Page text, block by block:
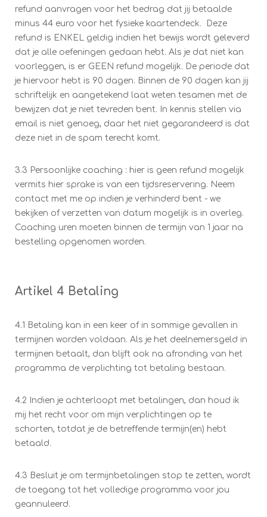
refund aanvragen voor het bedrag dat jij betaalde
minus 44 euro voor het fysieke kaartendeck. Deze
refund is ENKEL geldig indien het bewijs wordt geleverd
dat je alle oefeningen gedaan hebt. Als je dat niet kan
voorleggen, is er GEEN refund mogelijk. De periode dat
je hiervoor hebt is 90 dagen. Binnen de 90 dagen kan jij
schriftelijk en aangetekend laat weten tesamen met de
bewijzen dat je niet tevreden bent. In kennis stellen via
email is niet genoeg, daar het niet gegarandeerd is dat
deze niet in de spam terecht komt.
3.3 Persoonlijke coaching : hier is geen refund mogelijk
vermits hier sprake is van een tijdsreservering. Neem
contact met me op indien je verhinderd bent - we
bekijken of verzetten van datum mogelijk is in overleg.
Coaching uren moeten binnen de termijn van 1 jaar na
bestelling opgenomen worden.
Artikel 4 Betaling
4.1 Betaling kan in een keer of in sommige gevallen in
termijnen worden voldaan. Als je het deelnemersgeld in
termijnen betaalt, dan blijft ook na afronding van het
programma de verplichting tot betaling bestaan.
4.2 Indien je achterloopt met betalingen, dan houd ik
mij het recht voor om mijn verplichtingen op te
schorten, totdat je de betreffende termijn(en) hebt
betaald.
4.3 Besluit je om termijnbetalingen stop te zetten, wordt
de toegang tot het volledige programma voor jou
geannuleerd.